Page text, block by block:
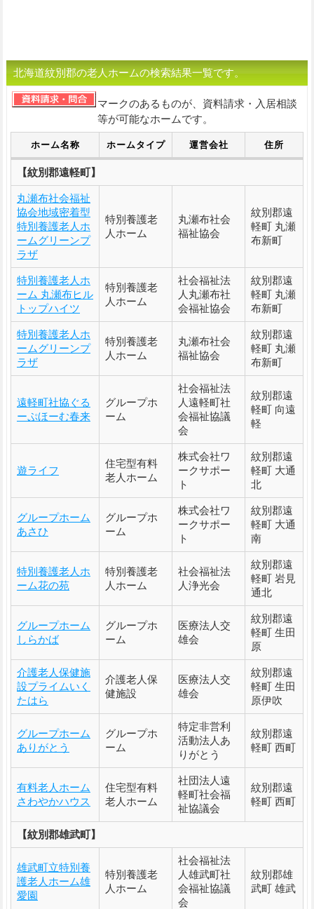
北海道紋別郡の老人ホームの検索結果一覧です。
マークのあるものが、資料請求・入居相談
等が可能なホームです。
ホーム名称 ホームタイプ 運営会社 住所
【紋別郡遠軽町】
丸瀬布社会福祉
協会地域密着型
特別養護老人ホ
ームグリーンプ
ラザ
特別養護老
人ホーム
丸瀬布社会
福祉協会
紋別郡遠
軽町 丸瀬
布新町
特別養護老人ホ
ーム 丸瀬布ヒル
トップハイツ
特別養護老
人ホーム
社会福祉法
人丸瀬布社
会福祉協会
紋別郡遠
軽町 丸瀬
布新町
特別養護老人ホ
ームグリーンプ
ラザ
特別養護老
人ホーム
丸瀬布社会
福祉協会
紋別郡遠
軽町 丸瀬
布新町
遠軽町社協ぐる
ーぷほーむ春来
グループホ
ーム
社会福祉法
人遠軽町社
会福祉協議
会
紋別郡遠
軽町 向遠
軽
遊ライフ
住宅型有料
老人ホーム
株式会社ワ
ークサポー
ト
紋別郡遠
軽町 大通
北
グループホーム
あさひ
グループホ
ーム
株式会社ワ
ークサポー
ト
紋別郡遠
軽町 大通
南
特別養護老人ホ
ーム花の苑
特別養護老
人ホーム
社会福祉法
人浄光会
紋別郡遠
軽町 岩見
通北
グループホーム
しらかば
グループホ
ーム
医療法人交
雄会
紋別郡遠
軽町 生田
原
介護老人保健施
設プライムいく
たはら
介護老人保
健施設
医療法人交
雄会
紋別郡遠
軽町 生田
原伊吹
グループホーム
ありがとう
グループホ
ーム
特定非営利
活動法人あ
りがとう
紋別郡遠
軽町 西町
有料老人ホーム
さわやかハウス
住宅型有料
老人ホーム
社団法人遠
軽町社会福
祉協議会
紋別郡遠
軽町 西町
【紋別郡雄武町】
雄武町立特別養
護老人ホーム雄
愛園
特別養護老
人ホーム
社会福祉法
人雄武町社
会福祉協議
会
紋別郡雄
武町 雄武